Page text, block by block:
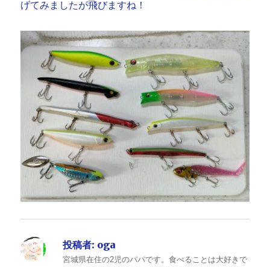
げてみましたが飛びますね！
投稿者: oga
宮城県在住の2児のパパです。食べることは大好きで